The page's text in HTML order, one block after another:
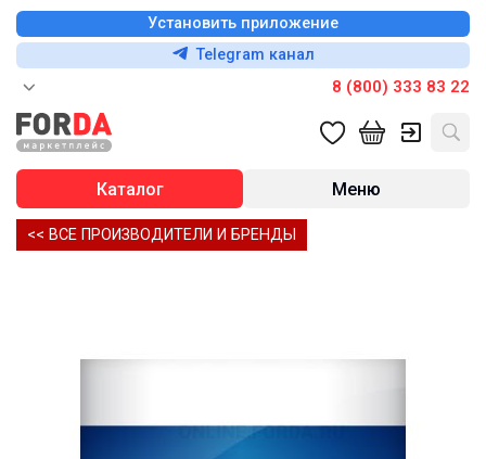
Установить приложение
Telegram канал
8 (800) 333 83 22
Каталог Меню
<< ВСЕ ПРОИЗВОДИТЕЛИ И БРЕНДЫ